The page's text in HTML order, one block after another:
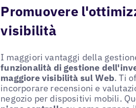
Promuovere
visibilità
I maggiori vantaggi della
funzionalità di gestione
maggiore visibilità sul Web. Ti
incorporare recensioni e
negozio per dispositivi mobili.